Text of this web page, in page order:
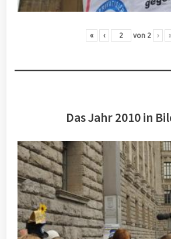
« ‹ von 2 ›
Das Jahr 2010 in